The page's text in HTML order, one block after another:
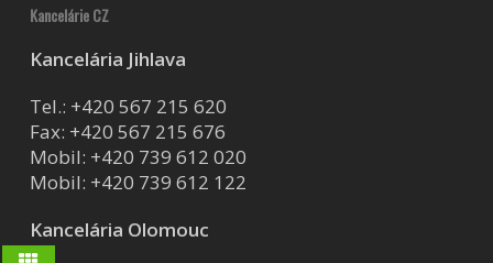
Kancelárie CZ
Kancelária Jihlava
Tel.: +420 567 215 620
Fax: +420 567 215 676
Mobil: +420 739 612 020
Mobil: +420 739 612 122
Kancelária Olomouc